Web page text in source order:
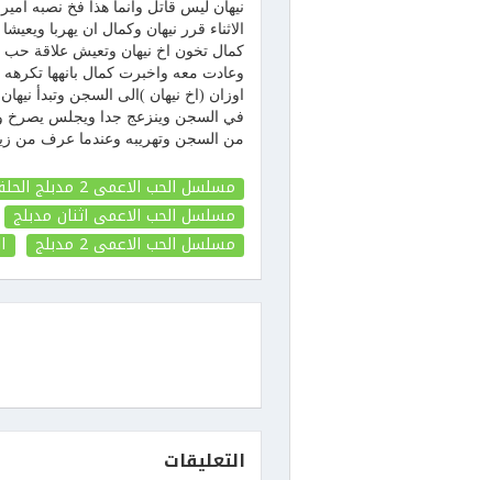
نيهان ليس قاتل وانما هذا فخ نصبه
الاثناء قرر نيهان وكمال ان يهربا
كمال تخون اخ نيهان وتعيش علاقة حب
وعادت معه واخبرت كمال بانهها
اوزان (اخ نيهان )الى السجن وتبدأ
في السجن وينزعج جدا ويجلس يصرخ
من السجن وتهريبه وعندما عرف من
مسلسل الحب الاعمى 2 مدبلج الحلقة 135
مسلسل الحب الاعمى اثنان مدبلج
مسلسل الحب الاعمى 2 مدبلج
التعليقات